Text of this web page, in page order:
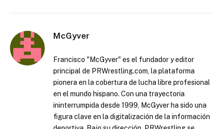
McGyver
Francisco "McGyver" es el fundador y editor
principal de PRWrestling.com, la plataforma
pionera en la cobertura de lucha libre profesional
en el mundo hispano. Con una trayectoria
ininterrumpida desde 1999, McGyver ha sido una
figura clave en la digitalización de la información